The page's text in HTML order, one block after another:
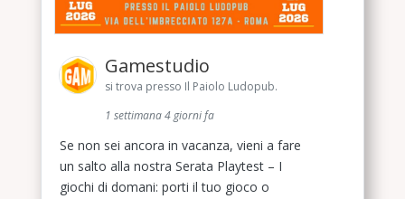
Gamestudio
si trova presso Il Paiolo Ludopub.
1 settimana 4 giorni fa
Se non sei ancora in vacanza, vieni a fare
un salto alla nostra Serata Playtest – I
giochi di domani: porti il tuo gioco o